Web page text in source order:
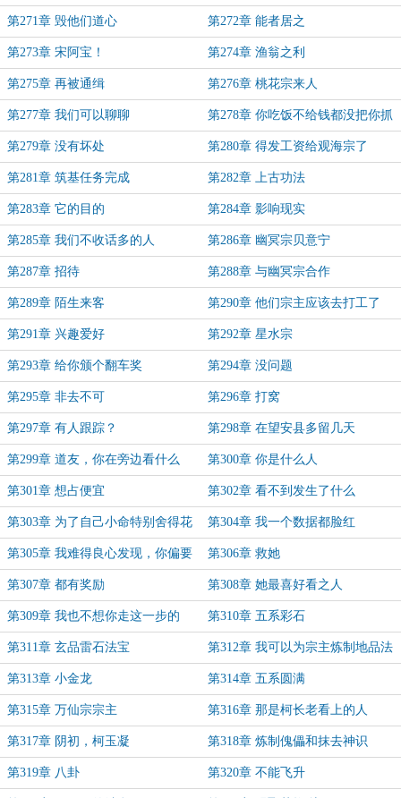
第271章 毁他们道心 第272章 能者居之
第273章 宋阿宝！ 第274章 渔翁之利
第275章 再被通缉 第276章 桃花宗来人
第277章 我们可以聊聊 第278章 你吃饭不给钱都没把你抓
起来
第279章 没有坏处 第280章 得发工资给观海宗了
第281章 筑基任务完成 第282章 上古功法
第283章 它的目的 第284章 影响现实
第285章 我们不收话多的人 第286章 幽冥宗贝意宁
第287章 招待 第288章 与幽冥宗合作
第289章 陌生来客 第290章 他们宗主应该去打工了
第291章 兴趣爱好 第292章 星水宗
第293章 给你颁个翻车奖 第294章 没问题
第295章 非去不可 第296章 打窝
第297章 有人跟踪？ 第298章 在望安县多留几天
第299章 道友，你在旁边看什么
呢？
第300章 你是什么人
第301章 想占便宜 第302章 看不到发生了什么
第303章 为了自己小命特别舍得花
钱
第304章 我一个数据都脸红
第305章 我难得良心发现，你偏要
走绝路
第306章 救她
第307章 都有奖励 第308章 她最喜好看之人
第309章 我也不想你走这一步的 第310章 五系彩石
第311章 玄品雷石法宝 第312章 我可以为宗主炼制地品法
宝
第313章 小金龙 第314章 五系圆满
第315章 万仙宗宗主 第316章 那是柯长老看上的人
第317章 阴初，柯玉凝 第318章 炼制傀儡和抹去神识
第319章 八卦 第320章 不能飞升